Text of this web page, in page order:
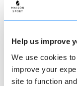
Help us improve
We use cookies
improve your
site to function
Come
Prenotare con
semplice, il
disposizione
o parlate con il
assistenza.